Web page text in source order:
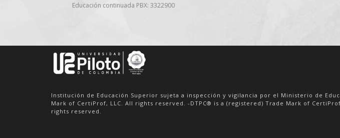
Educación continuada PBX: 3322900
Institución de Educación Superior sujeta a inspección y vigilancia por el Ministerio de
Mark of CertiProf, LLC. All rights reserved. -DTPC® is a (registered) Trade Mark of
rights reserved.